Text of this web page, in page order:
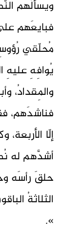
ويسألُهم
فبايعَهم
مُحلّقي
يُوافِهِ عليهِ
والمِقدادُ،
فناشدَهم،
إلّا
أشدَّهم له
حلقَ رأسَه
الثلاثةُ
».